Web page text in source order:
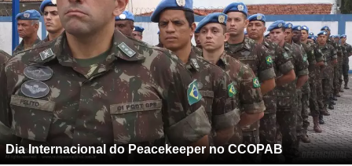
Dia Internacional do Peacekeeper no CCOPAB